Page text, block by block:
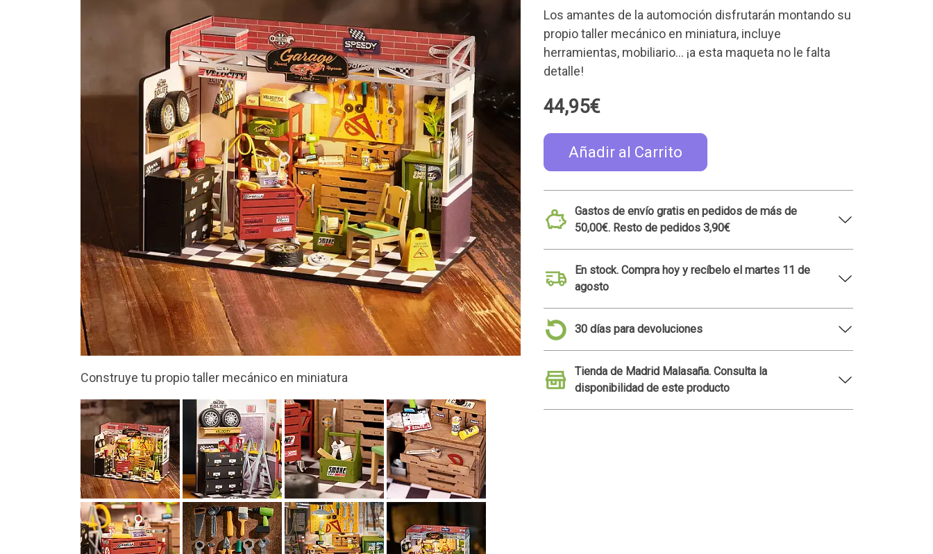
Lleno de asombrosos detalles
Los amantes de la automoción disfrutarán montando su
propio taller mecánico en miniatura, incluye
herramientas, mobiliario... ¡a esta maqueta no le falta
detalle!
44,95€
Añadir al Carrito
Gastos de envío gratis en pedidos de más de
50,00€. Resto de pedidos 3,90€
En stock. Compra hoy y recíbelo el martes 11 de
agosto
30 días para devoluciones
Tienda de Madrid Malasaña. Consulta la
disponibilidad de este producto